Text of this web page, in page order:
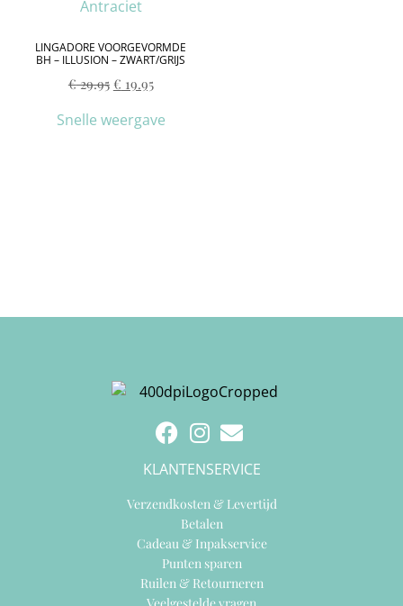
LINGADORE VOORGEVORMDE
BH – ILLUSION – ZWART/GRIJS
€29.95 € 19.95
Snelle weergave
KLANTENSERVICE
Verzendkosten & Levertijd
Betalen
Cadeau & Inpakservice
Punten sparen
Ruilen & Retourneren